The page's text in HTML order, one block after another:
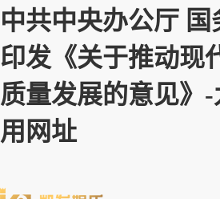
中共中央办公厅
印发《关于推动现
质量发展的意见》
用网址